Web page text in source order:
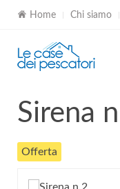
Home Chi siamo
Sirena
Offerta